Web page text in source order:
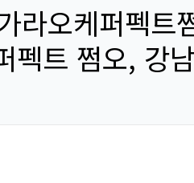
오케퍼펙트
펙트 쩜오, 강